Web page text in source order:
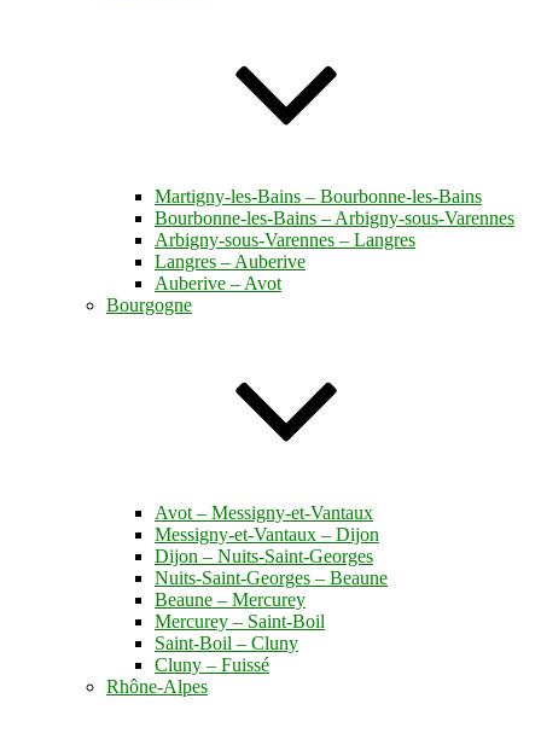
Martigny-les-Bains – Bourbonne-les-Bains
Bourbonne-les-Bains – Arbigny-sous-Varennes
Arbigny-sous-Varennes – Langres
Langres – Auberive
Auberive – Avot
Bourgogne
Avot – Messigny-et-Vantaux
Messigny-et-Vantaux – Dijon
Dijon – Nuits-Saint-Georges
Nuits-Saint-Georges – Beaune
Beaune – Mercurey
Mercurey – Saint-Boil
Saint-Boil – Cluny
Cluny – Fuissé
Rhône-Alpes